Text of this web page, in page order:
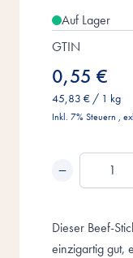
Auf Lager
GTIN
0,55 €
45,83 € / 1 kg
Inkl. 7% Steuern ,
−
Dieser Beef-
einzigartig gut,